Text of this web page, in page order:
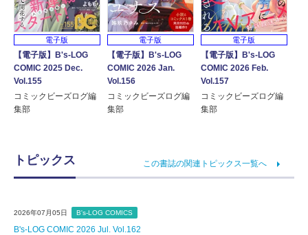
電子版
【電子版】B's-LOG
COMIC 2025 Dec.
Vol.155
コミックビーズログ編
集部
電子版
【電子版】B's-LOG
COMIC 2026 Jan.
Vol.156
コミックビーズログ編
集部
電子版
【電子版】B's-LOG
COMIC 2026 Feb.
Vol.157
コミックビーズログ編
集部
トピックス この書誌の関連トピックス一覧へ
2026年07月05日 B's-LOG COMICS
B's-LOG COMIC 2026 Jul. Vol.162